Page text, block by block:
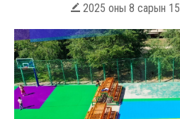
 2025 оны 8 сарын 15